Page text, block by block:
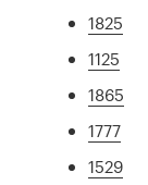
1825
1125
1865
1777
1529